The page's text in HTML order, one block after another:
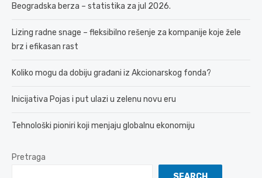
Beogradska berza – statistika za jul 2026.
Lizing radne snage – fleksibilno rešenje za kompanije koje žele
brz i efikasan rast
Koliko mogu da dobiju građani iz Akcionarskog fonda?
Inicijativa Pojas i put ulazi u zelenu novu eru
Tehnološki pioniri koji menjaju globalnu ekonomiju
Pretraga